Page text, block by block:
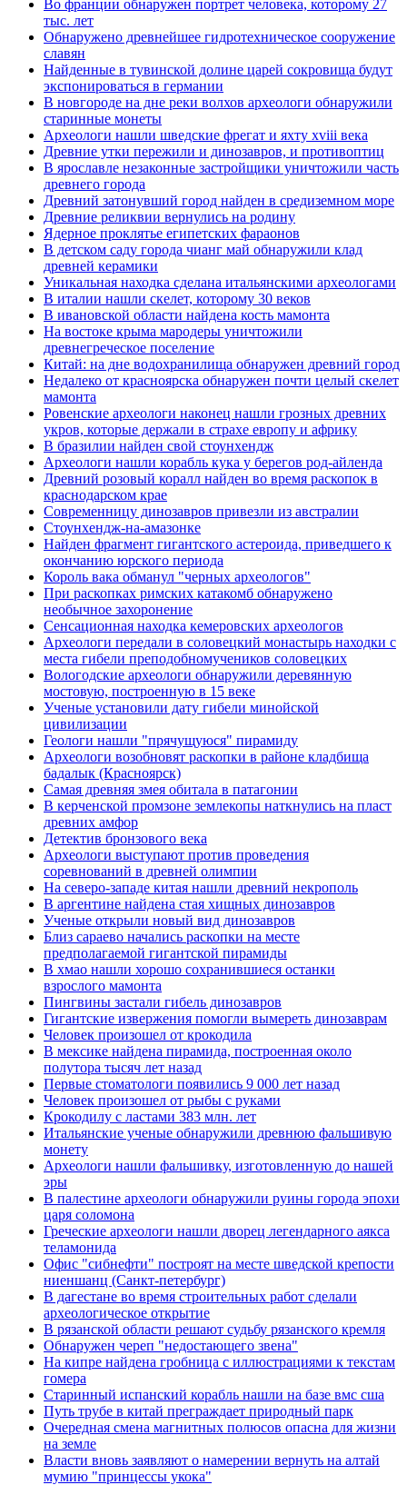
Во франции обнаружен портрет человека, которому 27
тыс. лет
Обнаружено древнейшее гидротехническое сооружение
славян
Найденные в тувинской долине царей сокровища будут
экспонироваться в германии
В новгороде на дне реки волхов археологи обнаружили
старинные монеты
Археологи нашли шведские фрегат и яхту xviii века
Древние утки пережили и динозавров, и противоптиц
В ярославле незаконные застройщики уничтожили часть
древнего города
Древний затонувший город найден в средиземном море
Древние реликвии вернулись на родину
Ядерное проклятье египетских фараонов
В детском саду города чианг май обнаружили клад
древней керамики
Уникальная находка сделана итальянскими археологами
В италии нашли скелет, которому 30 веков
В ивановской области найдена кость мамонта
На востоке крыма мародеры уничтожили
древнегреческое поселение
Китай: на дне водохранилища обнаружен древний город
Недалеко от красноярска обнаружен почти целый скелет
мамонта
Ровенские археологи наконец нашли грозных древних
укров, которые держали в страхе европу и африку
В бразилии найден свой стоунхендж
Археологи нашли корабль кука у берегов род-айленда
Древний розовый коралл найден во время раскопок в
краснодарском крае
Современницу динозавров привезли из австралии
Стоунхендж-на-амазонке
Найден фрагмент гигантского астероида, приведшего к
окончанию юрского периода
Король вака обманул "черных археологов"
При раскопках римских катакомб обнаружено
необычное захоронение
Сенсационная находка кемеровских археологов
Археологи передали в соловецкий монастырь находки с
места гибели преподобномучеников соловецких
Вологодские археологи обнаружили деревянную
мостовую, построенную в 15 веке
Ученые установили дату гибели минойской
цивилизации
Геологи нашли "прячущуюся" пирамиду
Археологи возобновят раскопки в районе кладбища
бадалык (Красноярск)
Самая древняя змея обитала в патагонии
В керченской промзоне землекопы наткнулись на пласт
древних амфор
Детектив бронзового века
Археологи выступают против проведения
соревнований в древней олимпии
На северо-западе китая нашли древний некрополь
В аргентине найдена стая хищных динозавров
Ученые открыли новый вид динозавров
Близ сараево начались раскопки на месте
предполагаемой гигантской пирамиды
В хмао нашли хорошо сохранившиеся останки
взрослого мамонта
Пингвины застали гибель динозавров
Гигантские извержения помогли вымереть динозаврам
Человек произошел от крокодила
В мексике найдена пирамида, построенная около
полутора тысяч лет назад
Первые стоматологи появились 9 000 лет назад
Человек произошел от рыбы с руками
Крокодилу с ластами 383 млн. лет
Итальянские ученые обнаружили древнюю фальшивую
монету
Археологи нашли фальшивку, изготовленную до нашей
эры
В палестине археологи обнаружили руины города эпохи
царя соломона
Греческие археологи нашли дворец легендарного аякса
теламонида
Офис "сибнефти" построят на месте шведской крепости
ниеншанц (Санкт-петербург)
В дагестане во время строительных работ сделали
археологическое открытие
В рязанской области решают судьбу рязанского кремля
Обнаружен череп "недостающего звена"
На кипре найдена гробница с иллюстрациями к текстам
гомера
Старинный испанский корабль нашли на базе вмс сша
Путь трубе в китай преграждает природный парк
Очередная смена магнитных полюсов опасна для жизни
на земле
Власти вновь заявляют о намерении вернуть на алтай
мумию "принцессы укока"